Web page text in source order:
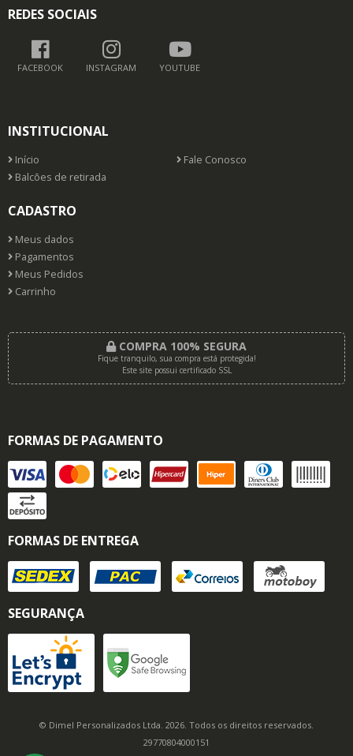
REDES SOCIAIS
FACEBOOK INSTAGRAM YOUTUBE
INSTITUCIONAL
Início
Fale Conosco
Balcões de retirada
CADASTRO
Meus dados
Pagamentos
Meus Pedidos
Carrinho
COMPRA 100% SEGURA
Fique tranquilo, sua compra está protegida!
Este site possui certificado SSL
FORMAS DE PAGAMENTO
FORMAS DE ENTREGA
SEGURANÇA
© Dimel Personalizados Ltda. 2026. Todos os direitos reservados.
29770804000151